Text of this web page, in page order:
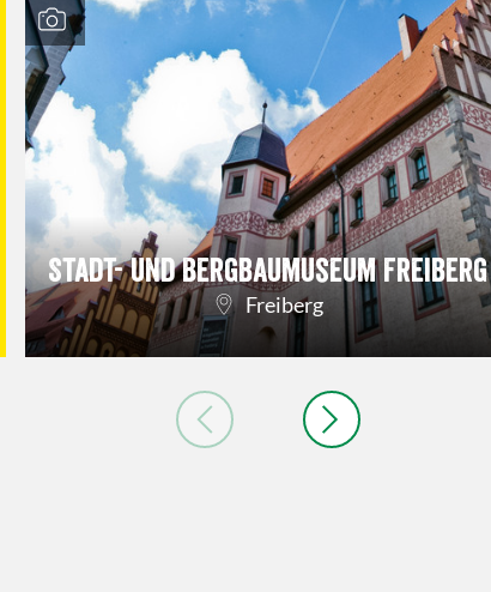
Stadt- und Bergbaumuseum Freiberg
Freiberg